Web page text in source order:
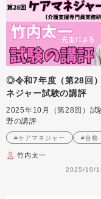
◎令和7年度（第28回
ネジャー試験の講評
2025年10月（第28回）試
野の講評
#ケアマネジャー #合格
竹内太一
2025/10/